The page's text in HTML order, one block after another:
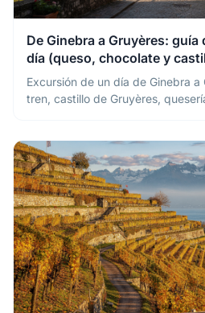
De Ginebra a Gruyères:
día (queso, chocolate y
Excursión de un día de Ginebra a
tren, castillo de Gruyères,